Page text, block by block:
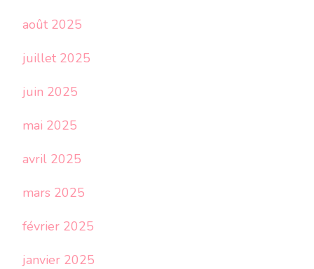
août 2025
juillet 2025
juin 2025
mai 2025
avril 2025
mars 2025
février 2025
janvier 2025